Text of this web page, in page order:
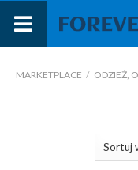
treści
MARKETPLACE / ODZIEŻ,